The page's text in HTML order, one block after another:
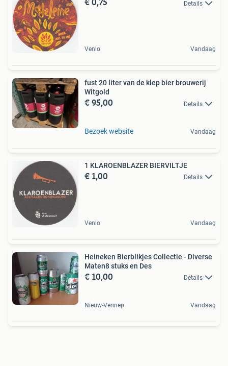
Details
Venlo Vandaag
fust 20 liter van de klep bier brouwerij
Witgold
€ 95,00 Details
Bezoek website Vandaag
1 KLAROENBLAZER BIERVILTJE
€ 1,00 Details
Venlo Vandaag
Heineken Bierblikjes Collectie - Diverse
Maten8 stuks en Des
€ 10,00 Details
Nieuw-Vennep Vandaag